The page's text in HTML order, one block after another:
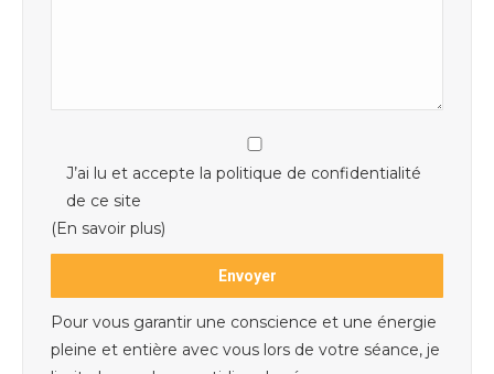
J’ai lu et accepte la politique de confidentialité
de ce site
(En savoir plus)
Pour vous garantir une conscience et une énergie
pleine et entière avec vous lors de votre séance, je